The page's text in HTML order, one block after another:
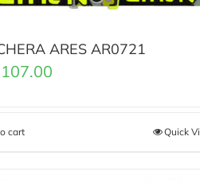
ARES AR0721
107.00
cart Quick